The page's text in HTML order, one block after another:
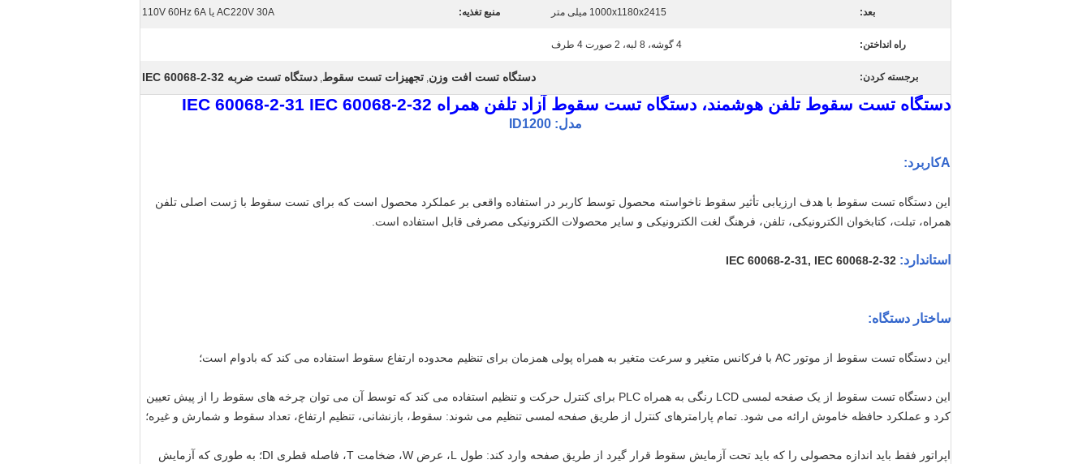
بعد: 1000x1180x2415 میلی متر منبع تغذیه: AC220V 30A یا 110V 60Hz 6A
راه انداختن: 4 گوشه، 8 لبه، 2 صورت 4 طرف
برجسته کردن: دستگاه تست افت وزن, تجهیزات تست سقوط, دستگاه تست ضربه IEC 60068-2-32
دستگاه تست سقوط تلفن هوشمند، دستگاه تست سقوط آزاد تلفن همراه IEC 60068-2-31 IEC 60068-2-32
مدل: ID1200
Aکاربرد:
این دستگاه تست سقوط با هدف ارزیابی تأثیر سقوط ناخواسته محصول توسط کاربر در استفاده واقعی بر عملکرد محصول است که برای تست سقوط با ژست اصلی تلفن
همراه، تبلت، کتابخوان الکترونیکی، تلفن، فرهنگ لغت الکترونیکی و سایر محصولات الکترونیکی مصرفی قابل استفاده است.
استاندارد: IEC 60068-2-31, IEC 60068-2-32
ساختار دستگاه:
این دستگاه تست سقوط از موتور AC با فرکانس متغیر و سرعت متغیر به همراه پولی همزمان برای تنظیم محدوده ارتفاع سقوط استفاده می کند که بادوام است؛
این دستگاه تست سقوط از یک صفحه لمسی LCD رنگی به همراه PLC برای کنترل حرکت و تنظیم استفاده می کند که توسط آن می توان چرخه های سقوط را از پیش تعیین
کرد و عملکرد حافظه خاموش ارائه می شود. تمام پارامترهای کنترل از طریق صفحه لمسی تنظیم می شوند: سقوط، بازنشانی، تنظیم ارتفاع، تعداد سقوط و شمارش و غیره؛
اپراتور فقط باید اندازه محصولی را که باید تحت آزمایش سقوط قرار گیرد از طریق صفحه وارد کند: طول L، عرض W، ضخامت T، فاصله قطری DI؛ به طوری که آزمایش